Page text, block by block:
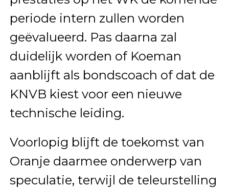
periode intern zullen worden
geëvalueerd. Pas daarna zal
duidelijk worden of Koeman
aanblijft als bondscoach of dat de
KNVB kiest voor een nieuwe
technische leiding.
Voorlopig blijft de toekomst van
Oranje daarmee onderwerp van
speculatie, terwijl de teleurstelling